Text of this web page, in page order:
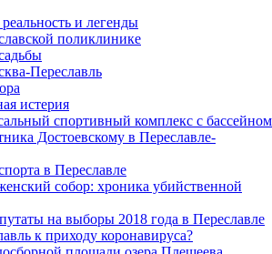
и легенды
поликлинике
Переславль
истерия
спортивный комплекс с бассейном
Достоевскому в Переславле-
в Переславле
собор: хроника убийственной
на выборы 2018 года в Переславле
к приходу коронавируса?